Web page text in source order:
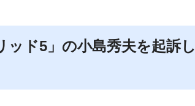
ド5」の小島秀夫を起訴し